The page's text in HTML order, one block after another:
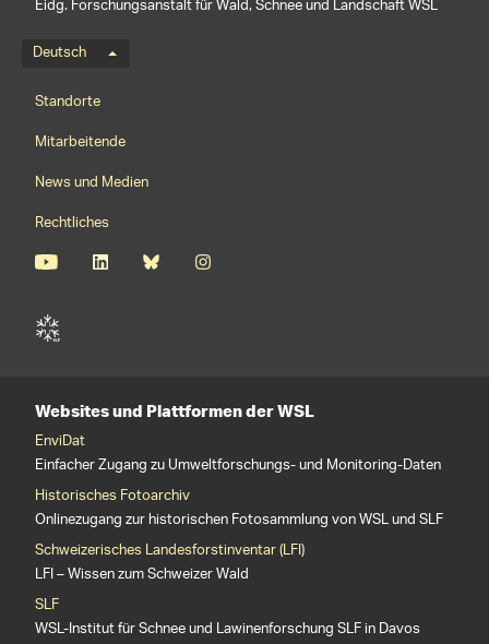
Sprachmenü
Deutsch
Footernavigation
Standorte
Mitarbeitende
News und Medien
Rechtliches
Websites und Plattformen der WSL
EnviDat
Einfacher Zugang zu Umweltforschungs- und Monitoring-Daten
Historisches Fotoarchiv
Onlinezugang zur historischen Fotosammlung von WSL und SLF
Schweizerisches Landesforstinventar (LFI)
LFI – Wissen zum Schweizer Wald
SLF
WSL-Institut für Schnee und Lawinenforschung SLF in Davos